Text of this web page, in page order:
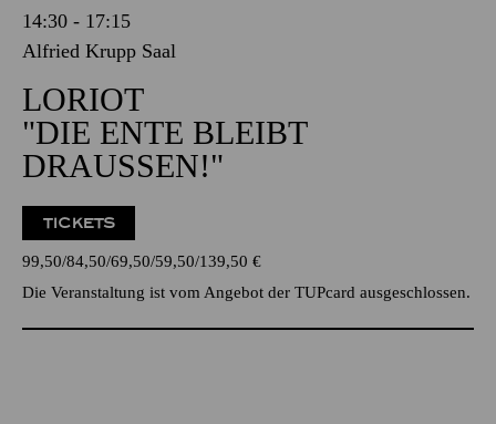
14:30 - 17:15
Alfried Krupp Saal
LORIOT
"DIE ENTE BLEIBT
DRAUSSEN!"
TICKETS
99,50 84,50 69,50 59,50 139,50 €
Die Veranstaltung ist vom Angebot der TUPcard ausgeschlossen.